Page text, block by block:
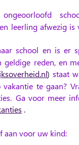
ongeoorloofd
leerling afwezig is
school en is er
geldige reden, en
) staat
vakantie te gaan?
Ga voor meer
.
aan voor uw kind: